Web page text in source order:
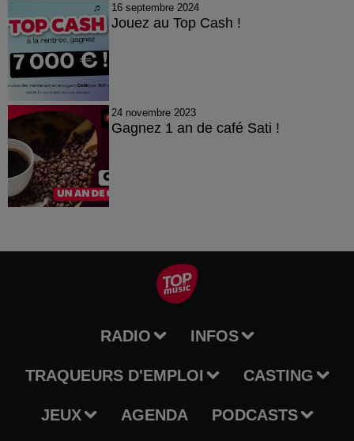
16 septembre 2024
Jouez au Top Cash !
24 novembre 2023
Gagnez 1 an de café Sati !
RADIO INFOS
TRAQUEURS D'EMPLOI CASTING
JEUX AGENDA PODCASTS